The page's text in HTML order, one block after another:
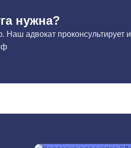
нужна?
Наш адвокат проконсультирует и